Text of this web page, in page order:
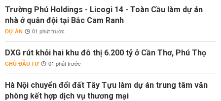
Trường Phú Holdings - Licogi 14 - Toàn Cầu làm dự án
nhà ở quân đội tại Bắc Cam Ranh
DỰ ÁN 01 phút trước
DXG rút khỏi hai khu đô thị 6.200 tỷ ở Cần Thơ, Phú Thọ
CHỦ ĐẦU TƯ 01 phút trước
Hà Nội chuyển đổi đất Tây Tựu làm dự án trung tâm văn
phòng kết hợp dịch vụ thương mại